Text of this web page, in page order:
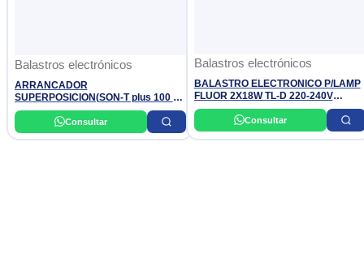
Balastros electrónicos
ARRANCADOR
SUPERPOSICION(SON-T plus 100 A
400W) (MH/CDM 70- 400W) INADISA
Consultar
Balastros electrónicos
BALASTRO ELECTRONICO P/LAMP
FLUOR 2X18W TL-D 220-240V
50/60Hz EB-C PHILIPS
Consultar